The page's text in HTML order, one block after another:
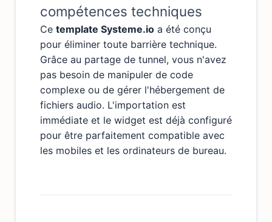
compétences techniques
Ce template Systeme.io a été conçu
pour éliminer toute barrière technique.
Grâce au partage de tunnel, vous n'avez
pas besoin de manipuler de code
complexe ou de gérer l'hébergement de
fichiers audio. L'importation est
immédiate et le widget est déjà configuré
pour être parfaitement compatible avec
les mobiles et les ordinateurs de bureau.